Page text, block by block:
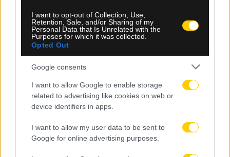
I want to opt-out of Collection, Use,
Retention, Sale, and/or Sharing of my
Personal Data that Is Unrelated with the
Purposes for which it was collected.
Opted Out
Google consents
I want to allow Google to enable storage
related to advertising like cookies on web or
device identifiers in apps.
I want to allow my user data to be sent to
Google for online advertising purposes.
06.08.2026, 23:40
Δίχως νίκη οι ελληνικές ομάδες στην Ευρώπη
αυτή την εβδομάδα